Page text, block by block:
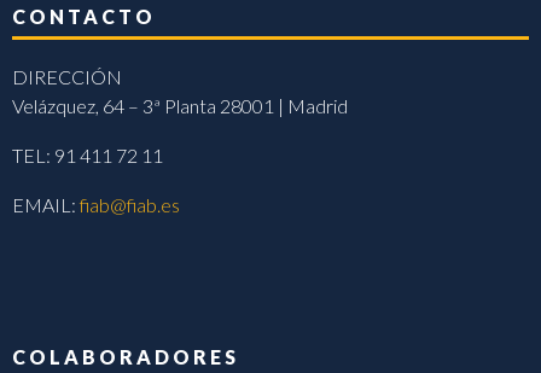
CONTACTO
DIRECCIÓN
Velázquez, 64 – 3ª Planta 28001 | Madrid
TEL: 91 411 72 11
EMAIL:fiab@fiab.es
COLABORADORES